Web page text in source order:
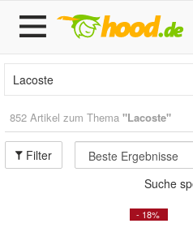
852 Artikel zum Thema "Lacoste"
Filter
Suche
- 18%